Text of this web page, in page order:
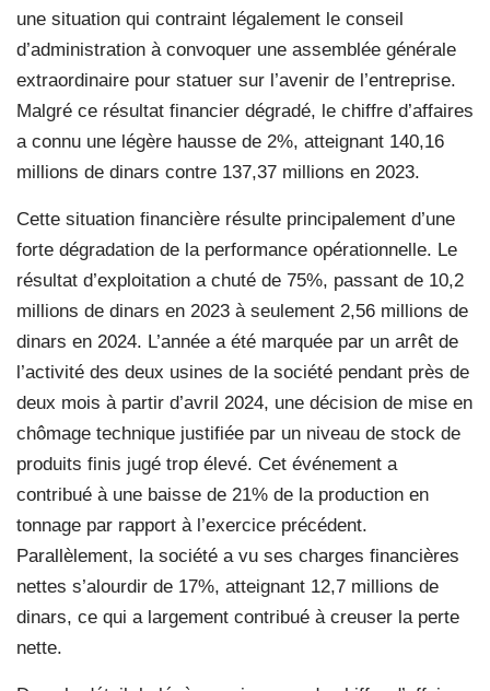
une situation qui contraint légalement le conseil
d’administration à convoquer une assemblée générale
extraordinaire pour statuer sur l’avenir de l’entreprise.
Malgré ce résultat financier dégradé, le chiffre d’affaires
a connu une légère hausse de 2%, atteignant 140,16
millions de dinars contre 137,37 millions en 2023.
Cette situation financière résulte principalement d’une
forte dégradation de la performance opérationnelle. Le
résultat d’exploitation a chuté de 75%, passant de 10,2
millions de dinars en 2023 à seulement 2,56 millions de
dinars en 2024. L’année a été marquée par un arrêt de
l’activité des deux usines de la société pendant près de
deux mois à partir d’avril 2024, une décision de mise en
chômage technique justifiée par un niveau de stock de
produits finis jugé trop élevé. Cet événement a
contribué à une baisse de 21% de la production en
tonnage par rapport à l’exercice précédent.
Parallèlement, la société a vu ses charges financières
nettes s’alourdir de 17%, atteignant 12,7 millions de
dinars, ce qui a largement contribué à creuser la perte
nette.